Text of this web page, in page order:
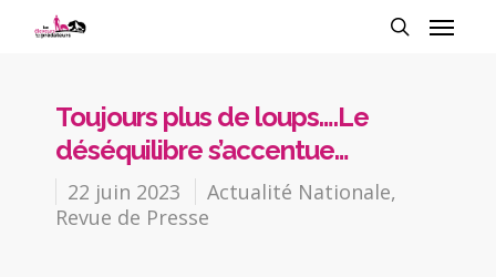
Toujours plus de loups….Le
déséquilibre s’accentue…
22 juin 2023 Actualité Nationale,
Revue de Presse